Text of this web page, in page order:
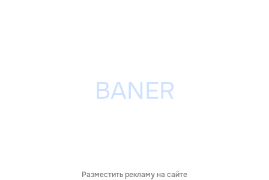
Разместить рекламу на сайте